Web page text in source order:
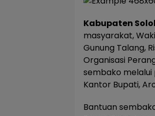
Kabupaten
masyarakat,
Gunung Talang,
Organisasi
sembako melalui
Kantor Bupati,
Bantuan